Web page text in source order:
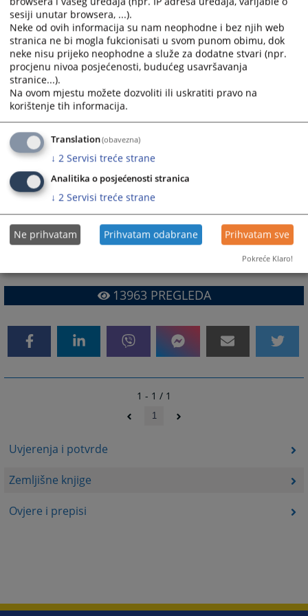
Uvjerenja i potvrde
Zemljišne knjige
Ovjere i prepisi
Općinski sud u Sanskom Mostu
Općinski sud u Širokom Brijegu
Općinski sud u Tešnju
Općinski sud u Travniku
Općinski sud u Tuzli
Općinski sud u Velikoj Kladuši
Općinski sud u Visokom
Općinski sud u Zavidovićima
Općinski sud u Zenici
Općinski sud u Žepču
Općinski sud u Živinicama
Brčko distrikt Bosne i Hercegovine
Osnovni sud Brčko distrikta BiH
Napomena: Ovom listom obuhvaćene su one
institucije čije web stranice su razvijene u okviru
13963PREGLEDA
1 - 1 / 1
1
sesiji unutar browsera, ...).
Neke od ovih informacija su nam neophodne i bez njih web
stranica ne bi mogla fukcionisati u svom punom obimu, dok
neke nisu prijeko neophodne a služe za dodatne stvari (npr.
procjenu nivoa posjećenosti, budućeg usavršavanja
stranice...).
Na ovom mjestu možete dozvoliti ili uskratiti pravo na
korištenje tih informacija.
Translation(obavezna)
↓ 2 Servisi treće strane
Analitika o posjećenosti stranica
↓ 2 Servisi treće strane
Ne prihvatam Prihvatam odabrane Prihvatam sve
Pokreće Klaro!